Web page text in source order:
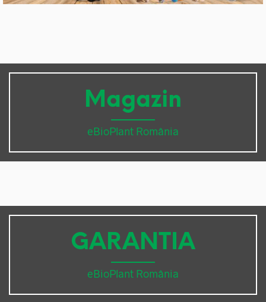
Magazin
eBioPlant România
GARANTIA
eBioPlant România